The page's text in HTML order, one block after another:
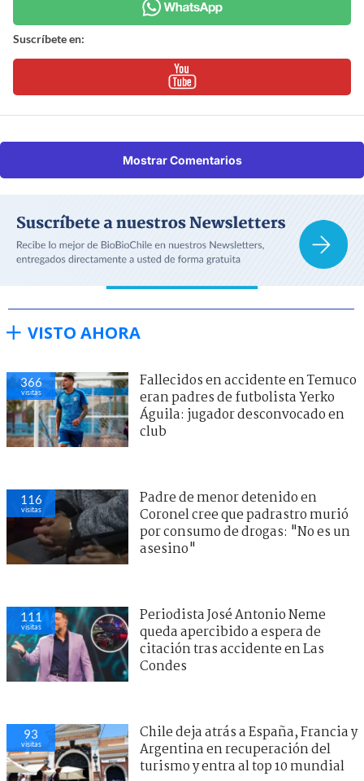
Suscríbete en:
Mostrar Comentarios
VISTO AHORA
366
visitas
Fallecidos en accidente en Temuco
eran padres de futbolista Yerko
Águila: jugador desconvocado en
club
116
visitas
Padre de menor detenido en
Coronel cree que padrastro murió
por consumo de drogas: "No es un
asesino"
111
visitas
Periodista José Antonio Neme
queda apercibido a espera de
citación tras accidente en Las
Condes
93
visitas
Chile deja atrás a España, Francia y
Argentina en recuperación del
turismo y entra al top 10 mundial